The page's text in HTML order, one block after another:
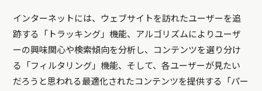
インターネットには、ウェブサイトを訪れたユーザーを追
跡する「トラッキング」機能、アルゴリズムによりユーザ
ーの興味関心や検索傾向を分析し、コンテンツを選り分け
る「フィルタリング」機能、そして、各ユーザーが見たい
だろうと思われる最適化されたコンテンツを提供する「パー